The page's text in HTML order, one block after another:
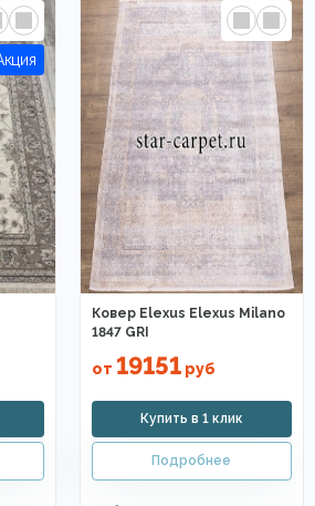
Ковер Elexus Elexus Milano
1847 GRI
от 19151руб